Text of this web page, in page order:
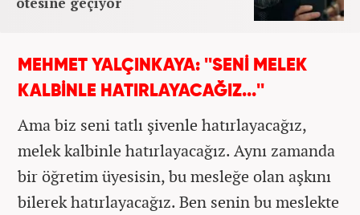
MEHMET YALÇINKAYA: ''SENİ MELEK
KALBİNLE HATIRLAYACAĞIZ...''
Ama biz seni tatlı şivenle hatırlayacağız,
melek kalbinle hatırlayacağız. Aynı zamanda
bir öğretim üyesisin, bu mesleğe olan aşkını
bilerek hatırlayacağız. Ben senin bu meslekte